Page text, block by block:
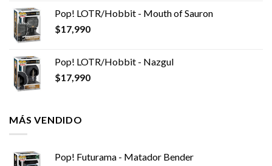
Pop! LOTR/Hobbit - Mouth of Sauron
$17,990
Pop! LOTR/Hobbit - Nazgul
$17,990
MÁS VENDIDO
Pop! Futurama - Matador Bender